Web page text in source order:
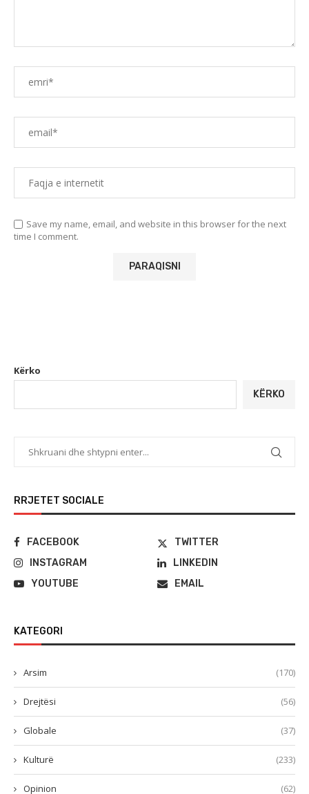
Save my name, email, and website in this browser for the next
time I comment.
Kërko
KËRKO
RRJETET SOCIALE
FACEBOOK
TWITTER
INSTAGRAM
LINKEDIN
YOUTUBE
EMAIL
KATEGORI
Arsim (170)
Drejtësi (56)
Globale (37)
Kulturë (233)
Opinion (62)